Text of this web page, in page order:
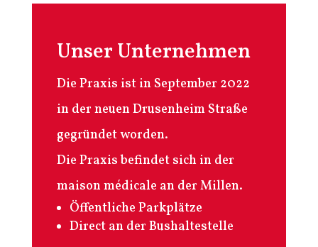
Unser Unternehmen
Die Praxis ist in September 2022
in der neuen Drusenheim Straße
gegründet worden.
Die Praxis befindet sich in der
maison médicale an der Millen.
Öffentliche Parkplätze
Direct an der Bushaltestelle